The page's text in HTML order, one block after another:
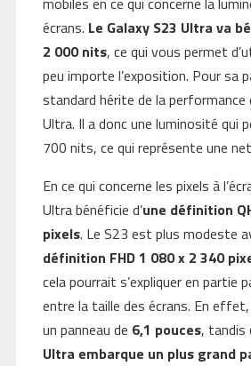
écrans. Le Galaxy S23 Ultra va
2 000 nits, ce qui vous permet
peu importe l’exposition. Pour sa
standard hérite de la performance
Ultra. Il a donc une luminosité qui
700 nits, ce qui représente une
En ce qui concerne les pixels à
Ultra bénéficie d’une définition
pixels. Le S23 est plus modeste
définition FHD 1 080 x 2 340
cela pourrait s’expliquer en partie
entre la taille des écrans. En
un panneau de 6,1 pouces, tandis
Ultra embarque un plus grand